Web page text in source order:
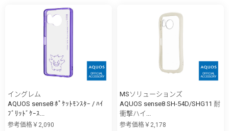
イングレム
AQUOS sense8 ﾎﾟｹｯﾄﾓﾝｽﾀｰ / ﾊｲ
ﾌﾞﾘｯﾄﾞｹｰｽ...
参考価格￥2,090
MSソリューションズ
AQUOS sense8 SH-54D/SHG11 耐
衝撃ハイ...
参考価格￥2,178